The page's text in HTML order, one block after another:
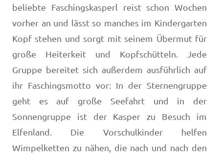
beliebte Faschingskasperl reist schon Wochen
vorher an und lässt so manches im Kindergarten
Kopf stehen und sorgt mit seinem Übermut für
große Heiterkeit und Kopfschütteln. Jede
Gruppe bereitet sich außerdem ausführlich auf
ihr Faschingsmotto vor: In der Sternengruppe
geht es auf große Seefahrt und in der
Sonnengruppe ist der Kasper zu Besuch im
Elfenland. Die Vorschulkinder helfen
Wimpelketten zu nähen, die nach und nach den